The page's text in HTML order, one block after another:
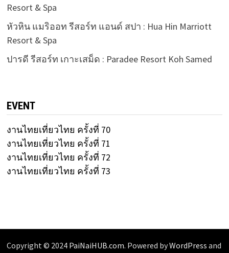
Resort & Spa
หัวหิน แมริออท รีสอร์ท แอนด์ สปา : Hua Hin Marriott
Resort & Spa
ปารดี รีสอร์ท เกาะเสม็ด : Paradee Resort Koh Samed
EVENT
งานไทยเที่ยวไทย ครั้งที่ 70
งานไทยเที่ยวไทย ครั้งที่ 71
งานไทยเที่ยวไทย ครั้งที่ 72
งานไทยเที่ยวไทย ครั้งที่ 73
Copyright © 2024 PaiNaiHUB.com. Powered byWordPress and